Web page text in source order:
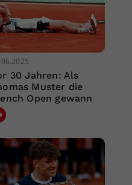
30 Jahren: Als
Muster die
Open gewann